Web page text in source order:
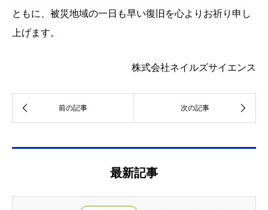
ともに、被災地域の一日も早い復旧を心よりお祈り申し
上げます。
株式会社ネイルズサイエンス
最新記事